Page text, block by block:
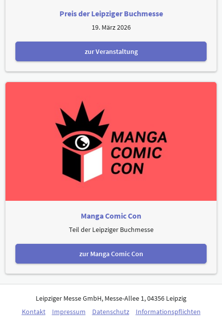
Preis der Leipziger Buchmesse
19. März 2026
zur Veranstaltung
Manga Comic Con
Teil der Leipziger Buchmesse
zur Manga Comic Con
Leipziger Messe GmbH, Messe-Allee 1, 04356 Leipzig
Kontakt
Impressum Datenschutz Informationspflichten